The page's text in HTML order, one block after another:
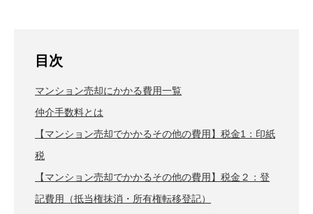
目次
マンション売却にかかる費用一覧
仲介手数料とは
【マンション売却でかかるその他の費用】税金1：印紙
税
【マンション売却でかかるその他の費用】税金２：登
記費用（抵当権抹消・所有権転移登記）